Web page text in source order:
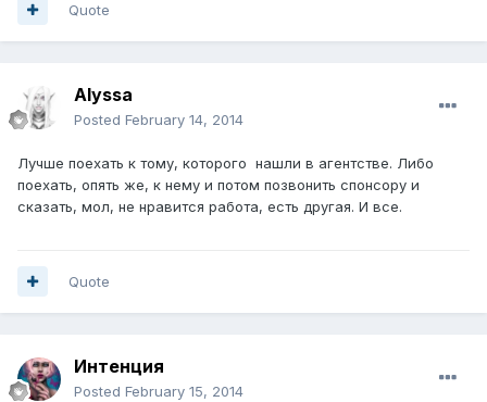
Quote
Alyssa
Posted February 14, 2014
Лучше поехать к тому, которого нашли в агентстве. Либо
поехать, опять же, к нему и потом позвонить спонсору и
сказать, мол, не нравится работа, есть другая. И все.
Quote
Интенция
Posted February 15, 2014